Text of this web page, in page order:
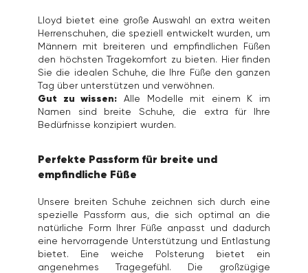
Lloyd bietet eine große Auswahl an extra weiten
Herrenschuhen, die speziell entwickelt wurden, um
Männern mit breiteren und empfindlichen Füßen
den höchsten Tragekomfort zu bieten. Hier finden
Sie die idealen Schuhe, die Ihre Füße den ganzen
Tag über unterstützen und verwöhnen.
Gut zu wissen: Alle Modelle mit einem K im
Namen sind breite Schuhe, die extra für Ihre
Bedürfnisse konzipiert wurden.
Perfekte Passform für breite und
empfindliche Füße
Unsere breiten Schuhe zeichnen sich durch eine
spezielle Passform aus, die sich optimal an die
natürliche Form Ihrer Füße anpasst und dadurch
eine hervorragende Unterstützung und Entlastung
bietet. Eine weiche Polsterung bietet ein
angenehmes Tragegefühl. Die großzügige